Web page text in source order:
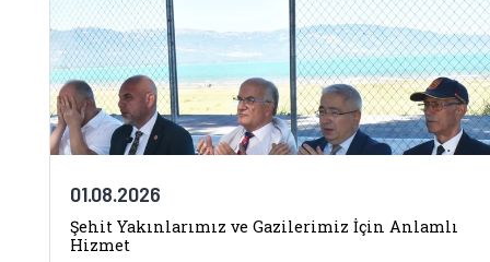
01.08.2026
Şehit Yakınlarımız ve Gazilerimiz İçin Anlamlı
Hizmet